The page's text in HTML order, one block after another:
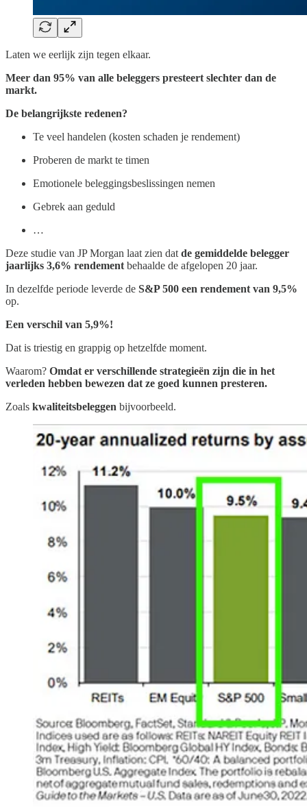
Laten we eerlijk zijn tegen elkaar.
Meer dan 95% van alle beleggers presteert slechter dan de
markt.
De belangrijkste redenen?
Te veel handelen (kosten schaden je rendement)
Proberen de markt te timen
Emotionele beleggingsbeslissingen nemen
Gebrek aan geduld
…
Deze studie van JP Morgan laat zien dat de gemiddelde belegger
jaarlijks 3,6% rendement behaalde de afgelopen 20 jaar.
In dezelfde periode leverde de S&P 500 een rendement van 9,5%
op.
Een verschil van 5,9%!
Dat is triestig en grappig op hetzelfde moment.
Waarom? Omdat er verschillende strategieën zijn die in het
verleden hebben bewezen dat ze goed kunnen presteren.
Zoals kwaliteitsbeleggen bijvoorbeeld.